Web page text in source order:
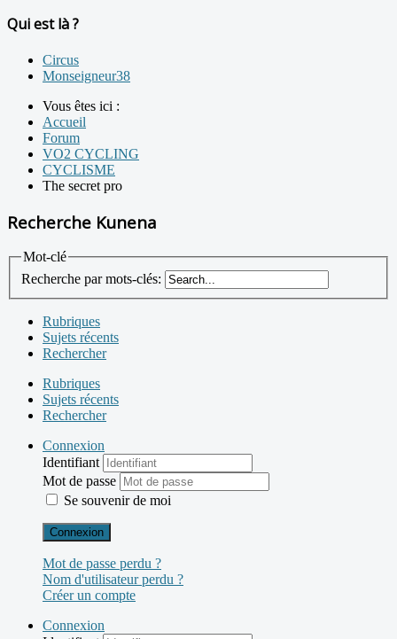
Qui est là ?
Circus
Monseigneur38
Vous êtes ici :
Accueil
Forum
VO2 CYCLING
CYCLISME
The secret pro
Recherche Kunena
Mot-clé
Recherche par mots-clés:
Rubriques
Sujets récents
Rechercher
Rubriques
Sujets récents
Rechercher
Connexion
Identifiant
Mot de passe
Se souvenir de moi
Connexion
Mot de passe perdu ?
Nom d'utilisateur perdu ?
Créer un compte
Connexion